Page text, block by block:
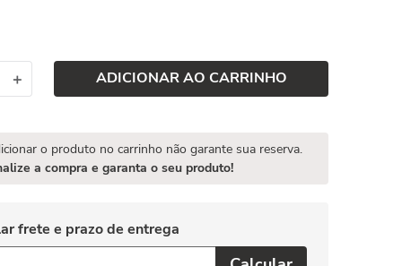
＋ ADICIONAR AO CARRINHO
o produto no carrinho não garante sua reserva.
a compra e garanta o seu produto!